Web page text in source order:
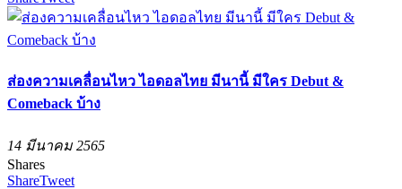
ส่องความเคลื่อนไหว ไอดอลไทย มีนานี้ มีใคร Debut &
Comeback บ้าง
14 มีนาคม 2565
Shares
ShareTweet